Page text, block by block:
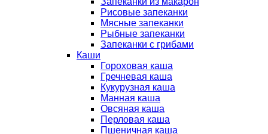
Рисовые запеканки
Мясные запеканки
Рыбные запеканки
Запеканки с грибами
Каши
Гороховая каша
Гречневая каша
Кукурузная каша
Манная каша
Овсяная каша
Перловая каша
Пшеничная каша